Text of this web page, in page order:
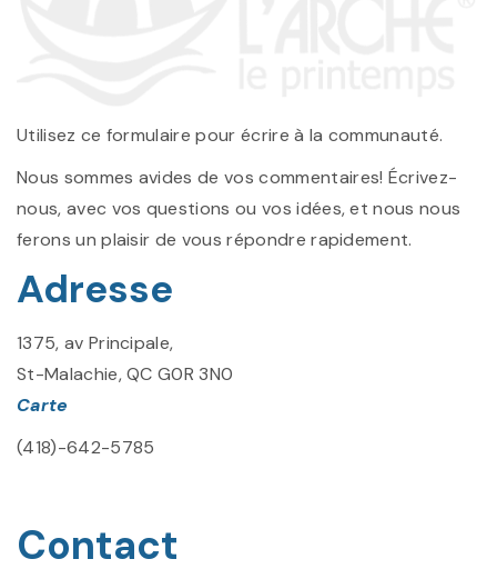
Utilisez ce formulaire pour écrire à la communauté.
Nous sommes avides de vos commentaires! Écrivez-
nous, avec vos questions ou vos idées, et nous nous
ferons un plaisir de vous répondre rapidement.
Adresse
1375, av Principale,
St-Malachie, QC G0R 3N0
Carte
(418)-642-5785
Contact